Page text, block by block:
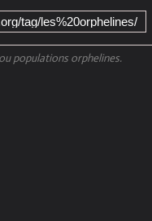
tag/les%20orphelines/
populations orphelines.